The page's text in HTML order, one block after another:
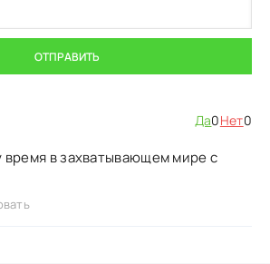
ОТПРАВИТЬ
Да0Нет0
в захватывающем мире с